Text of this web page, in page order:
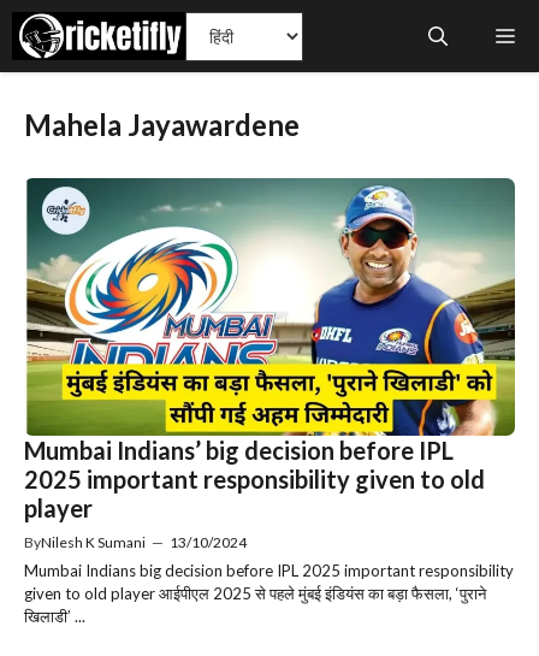
Skip
content
Mahela Jayawardene
Mumbai Indians’ big decision before IPL
2025 important responsibility given to old
player
ByNilesh K Sumani — 13/10/2024
Mumbai Indians big decision before IPL 2025 important responsibility
given to old player आईपीएल 2025 से पहले मुंबई इंडियंस का बड़ा फैसला, ‘पुराने
खिलाडी’ ...